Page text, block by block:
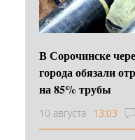
В Сорочинске
города обязали
на 85% трубы
10 августа 13:03